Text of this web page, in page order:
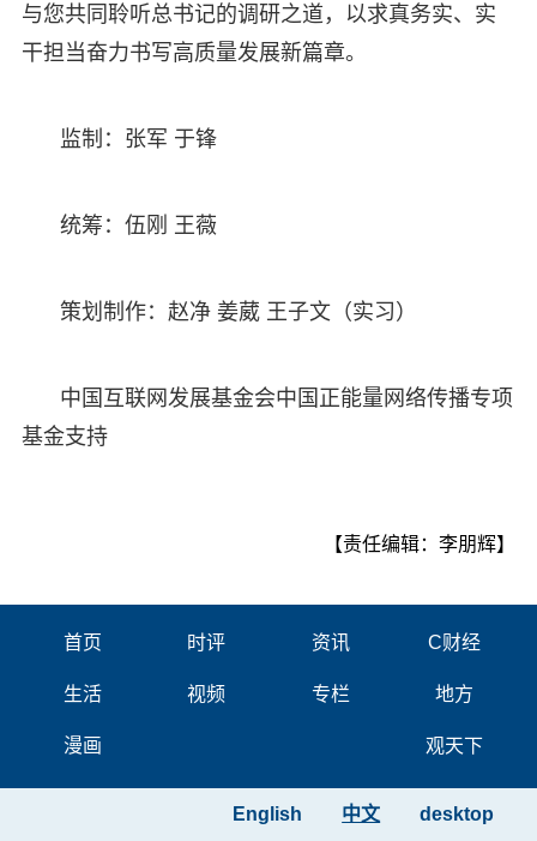
与您共同聆听总书记的调研之道，以求真务实、实
干担当奋力书写高质量发展新篇章。
监制：张军 于锋
统筹：伍刚 王薇
策划制作：赵净 姜葳 王子文（实习）
中国互联网发展基金会中国正能量网络传播专项
基金支持
【责任编辑：李朋辉】
首页 时评 资讯 C财经
生活 视频 专栏 地方
漫画 观天下
desktop
中文
English